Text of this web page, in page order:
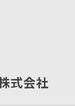
式会社